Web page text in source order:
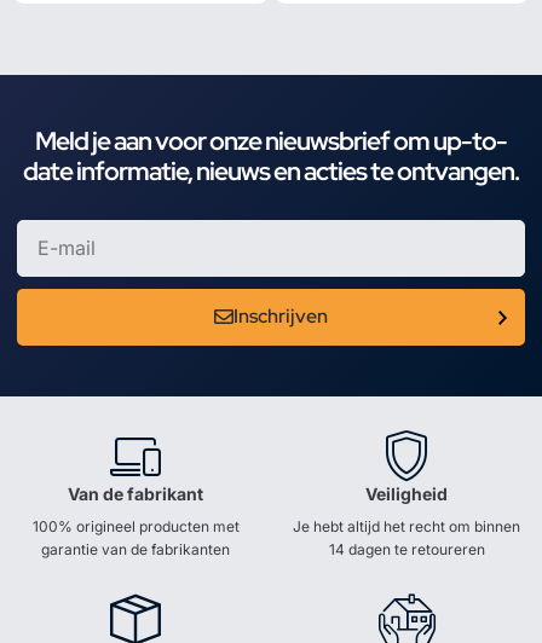
Meld je aan voor onze nieuwsbrief om up-to-
date informatie, nieuws en acties te ontvangen.
Inschrijven
Van de fabrikant
100% origineel producten met
garantie van de fabrikanten
Veiligheid
Je hebt altijd het recht om binnen
14 dagen te retoureren